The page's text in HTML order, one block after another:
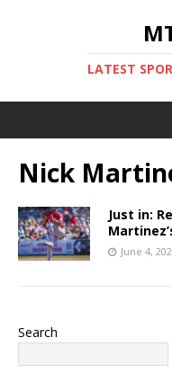
LATEST
Nick
Just in:
June 4,
Search